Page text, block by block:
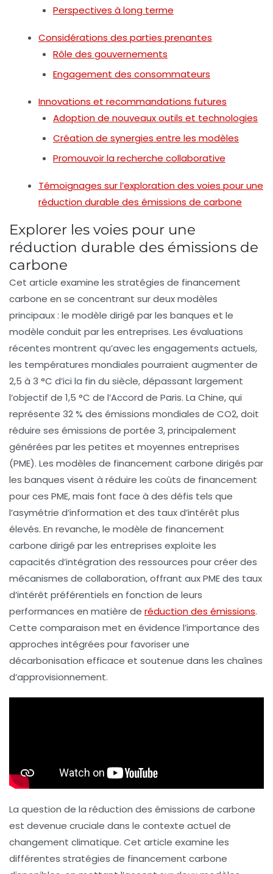
Perspectives à long terme
Considérations des parties prenantes
Rôle des gouvernements
Engagement des consommateurs
Innovations et recommandations futures
Adoption de nouveaux outils et technologies
Création de synergies entre les modèles
Promouvoir la recherche collaborative
Témoignages sur l’exploration des voies pour une
réduction durable des émissions de carbone
Explorer les voies pour une
réduction durable des émissions de
carbone
Cet article examine les stratégies de financement
carbone en se concentrant sur deux modèles
principaux : le modèle dirigé par les banques et le
modèle conduit par les entreprises. Les évaluations
récentes montrent qu’avec les engagements actuels,
les températures mondiales pourraient augmenter de
2,5 à 3 °C d’ici la fin du siècle, dépassant largement
l’objectif de 1,5 °C de l’Accord de Paris. La Chine, qui
représente 32 % des émissions mondiales de CO2, doit
réduire ses émissions de portée 3, principalement
générées par les petites et moyennes entreprises
(PME). Les modèles de financement carbone dirigés par
les banques visent à réduire les coûts de financement
pour ces PME, mais font face à des défis tels que
l’asymétrie d’information et des taux d’intérêt plus
élevés. En revanche, le modèle de financement
carbone dirigé par les entreprises exploite les
capacités d’intégration des ressources pour créer des
mécanismes de collaboration, offrant aux PME des taux
d’intérêt préférentiels en fonction de leurs
performances en matière de réduction des émissions.
Cette comparaison met en évidence l’importance des
approches intégrées pour favoriser une
décarbonisation efficace et soutenue dans les chaînes
d’approvisionnement.
La question de la réduction des émissions de carbone
est devenue cruciale dans le contexte actuel de
changement climatique. Cet article examine les
différentes stratégies de financement carbone